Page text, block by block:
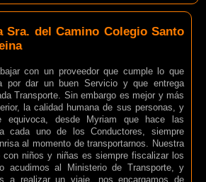
Sra. del Camino Colegio Santo
con un proveedor que cumple lo que
por dar un buen Servicio y que entrega
Transporte. Sin embargo es mejor y más
la calidad humana de sus personas, y
desde Myriam que hace las
cada uno de los Conductores, siempre
al momento de transportarnos. Nuestra
con niños y niñas es siempre fiscalizar los
acudimos al Ministerio de Transporte, y
a realizar un viaje, nos encargamos de